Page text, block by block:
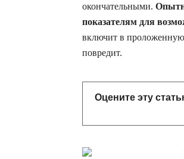
окончательными.
показателям для
включит в проложенную
повредит.
Оцените эту